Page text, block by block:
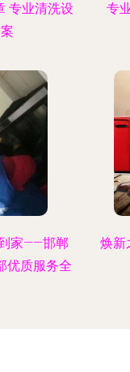
专业清洗设
专
家——邯郸
优质服务全
焕新